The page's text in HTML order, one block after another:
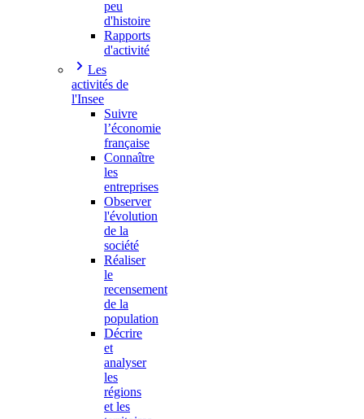
peu
d'histoire
Rapports
d'activité
Les
activités de
l'Insee
Suivre
l’économie
française
Connaître
les
entreprises
Observer
l'évolution
de la
société
Réaliser
le
recensement
de la
population
Décrire
et
analyser
les
régions
et les